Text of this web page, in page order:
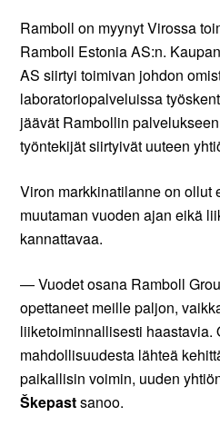
Ramboll on myynyt Virossa
Ramboll Estonia AS:n.
AS siirtyi toimivan johdon
laboratoriopalveluissa
jäävät Rambollin
työntekijät siirtyivät uuteen
Viron markkinatilanne on ollut
muutaman vuoden ajan eikä
kannattavaa.
― Vuodet osana Ramboll
opettaneet meille paljon,
liiketoiminnallisesti haastavia.
mahdollisuudesta lähteä
paikallisin voimin, uuden
Škepastsanoo.